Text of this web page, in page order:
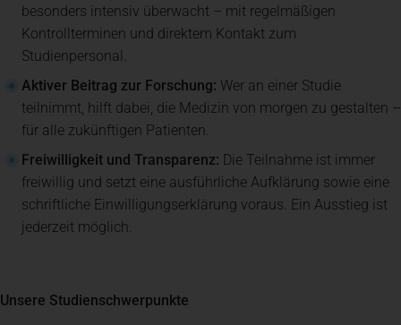
besonders intensiv überwacht – mit regelmäßigen
Kontrollterminen und direktem Kontakt zum
Studienpersonal.
Aktiver Beitrag zur Forschung: Wer an einer Studie
teilnimmt, hilft dabei, die Medizin von morgen zu gestalten –
für alle zukünftigen Patienten.
Freiwilligkeit und Transparenz: Die Teilnahme ist immer
freiwillig und setzt eine ausführliche Aufklärung sowie eine
schriftliche Einwilligungserklärung voraus. Ein Ausstieg ist
jederzeit möglich.
Unsere Studienschwerpunkte